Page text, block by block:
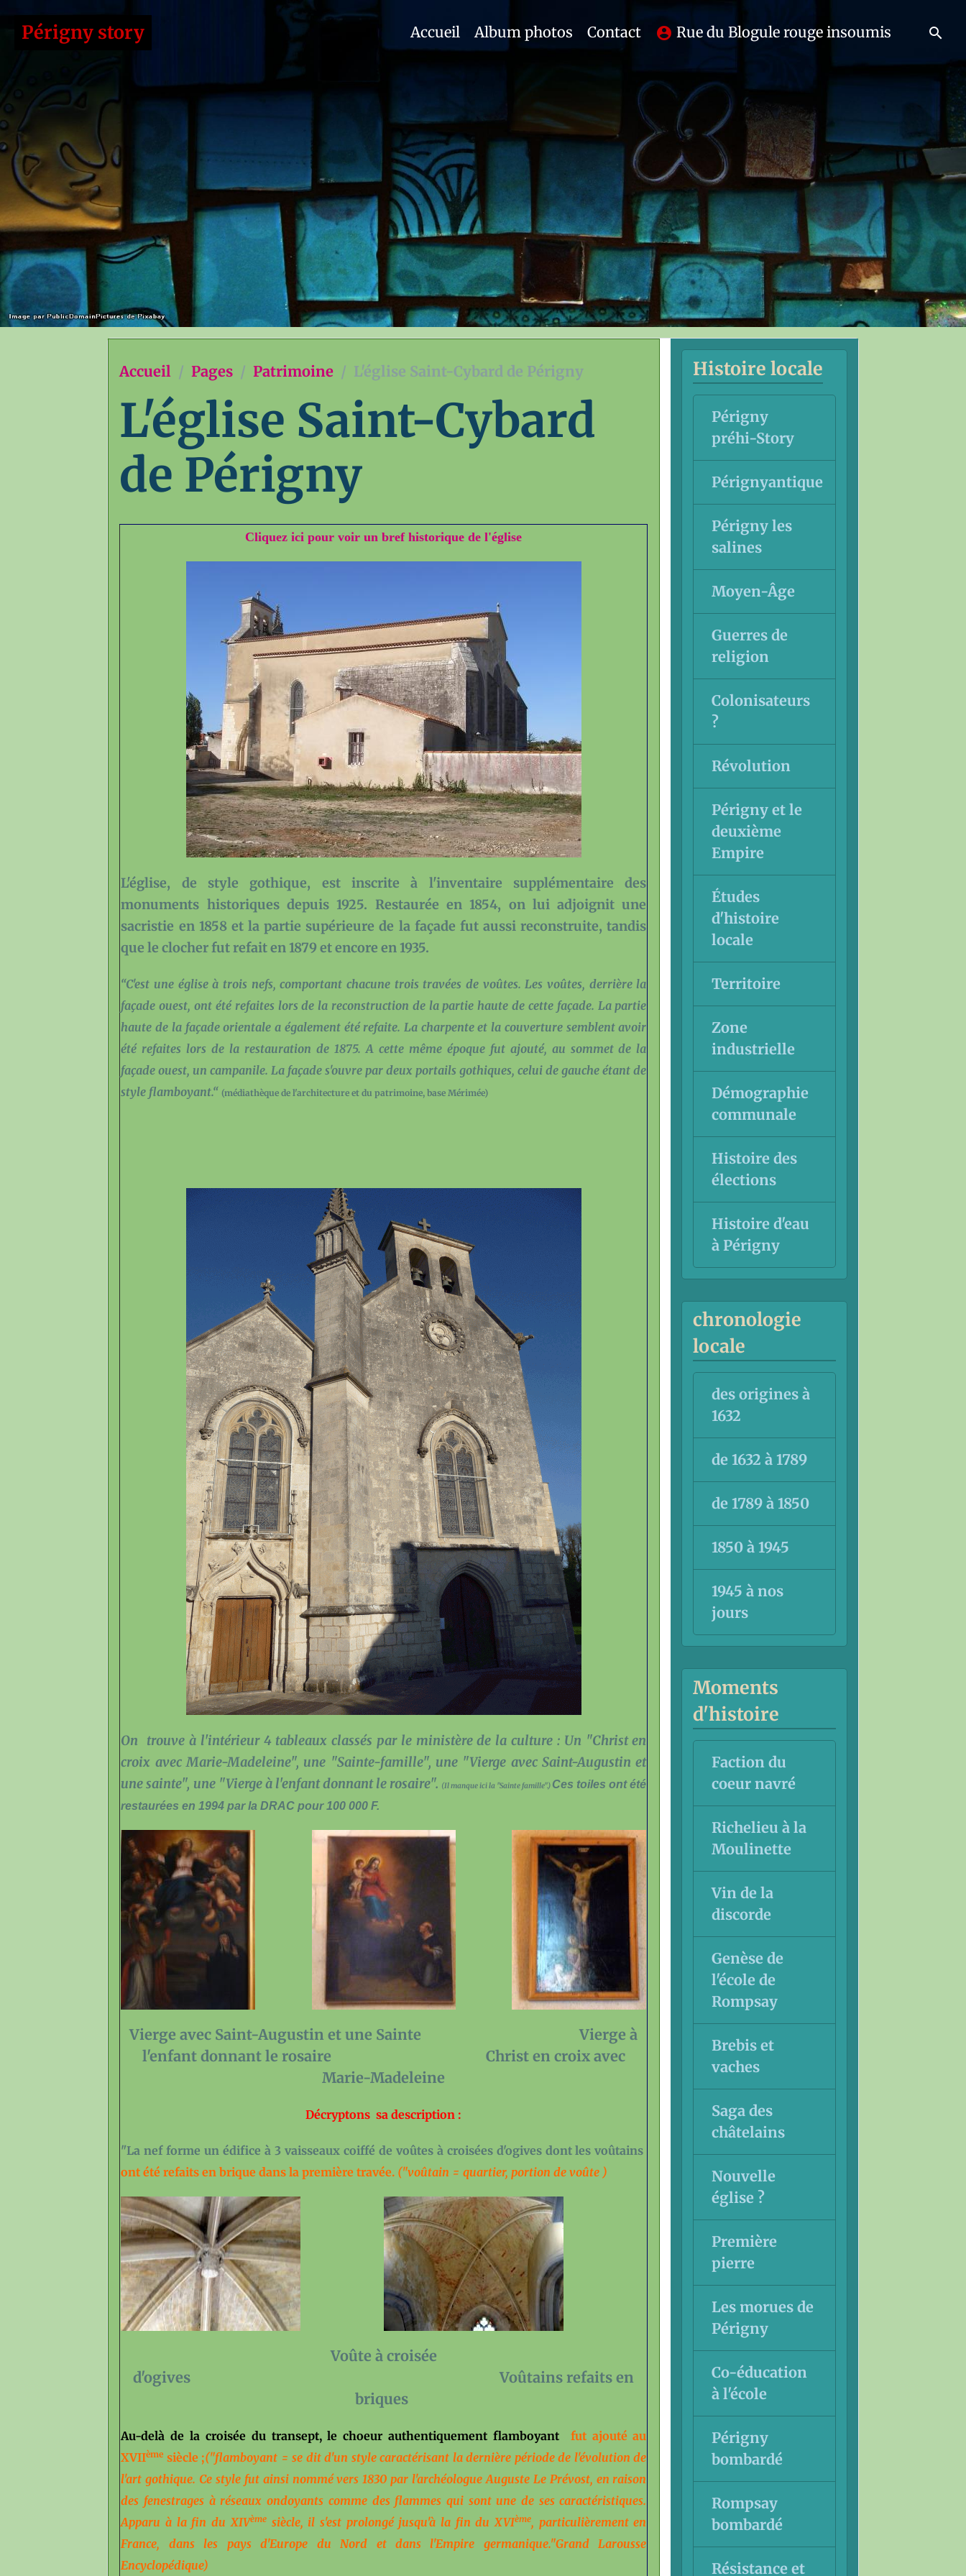
Périgny story Accueil Album photos Contact Rue du Blogule rouge insoumis
Accueil Pages Patrimoine L'église Saint-Cybard de Périgny
L'église Saint-Cybard
de Périgny
Cliquez ici pour voir un bref historique de l'église
L'église, de style gothique, est inscrite à l'inventaire supplémentaire des
monuments historiques depuis 1925. Restaurée en 1854, on lui adjoignit une
sacristie en 1858 et la partie supérieure de la façade fut aussi reconstruite, tandis
que le clocher fut refait en 1879 et encore en 1935.
“C'est une église à trois nefs, comportant chacune trois travées de voûtes. Les voûtes, derrière la
façade ouest, ont été refaites lors de la reconstruction de la partie haute de cette façade. La partie
haute de la façade orientale a également été refaite. La charpente et la couverture semblent avoir
été refaites lors de la restauration de 1875. A cette même époque fut ajouté, au sommet de la
façade ouest, un campanile. La façade s'ouvre par deux portails gothiques, celui de gauche étant de
style flamboyant.“ (médiathèque de l'architecture et du patrimoine, base Mérimée)
On trouve à l'intérieur 4 tableaux classés par le ministère de la culture : Un "Christ en
croix avec Marie-Madeleine", une "Sainte-famille", une "Vierge avec Saint-Augustin et
une sainte", une "Vierge à l'enfant donnant le rosaire". (Il manque ici la "Sainte famille".) Ces toiles ont été
restaurées en 1994 par la DRAC pour 100 000 F.
Vierge avec Saint-Augustin et une Sainte Vierge à
l'enfant donnant le rosaire Christ en croix avec
Marie-Madeleine
Décryptons sa description :
"La nef forme un édifice à 3 vaisseaux coiffé de voûtes à croisées d'ogives dont lesvoûtains
ont été refaits en brique dans la première travée. ("voûtain = quartier, portion de voûte )
Voûte à croisée
d'ogives Voûtains refaits en
briques
Au-delà de la croisée du transept, le choeur authentiquementflamboyant
fut ajouté au
XVIIème siècle ;("flamboyant = se dit d'un style caractérisant la dernière période de l'évolution de
l'art gothique. Ce style fut ainsi nommé vers 1830 par l'archéologue Auguste Le Prévost, en raison
des fenestrages à réseaux ondoyants comme des flammes qui sont une de ses caractéristiques.
Apparu à la fin du XIVèmesiècle, il s'est prolongé jusqu'à la fin du XVIème, particulièrement en
France, dans les pays d'Europe du Nord et dans l'Empire germanique."Grand Larousse
Encyclopédique)
Histoire locale
Périgny
préhi-Story
Pérignyantique
Périgny les
salines
Moyen-Âge
Guerres de
religion
Colonisateurs
?
Révolution
Périgny et le
deuxième
Empire
Études
d'histoire
locale
Territoire
Zone
industrielle
Démographie
communale
Histoire des
élections
Histoire d'eau
à Périgny
chronologie
locale
des origines à
1632
de 1632 à 1789
de 1789 à 1850
1850 à 1945
1945 à nos
jours
Moments
d'histoire
Faction du
coeur navré
Richelieu à la
Moulinette
Vin de la
discorde
Genèse de
l'école de
Rompsay
Brebis et
vaches
Saga des
châtelains
Nouvelle
église ?
Première
pierre
Les morues de
Périgny
Co-éducation
à l'école
Périgny
bombardé
Rompsay
bombardé
Résistance et